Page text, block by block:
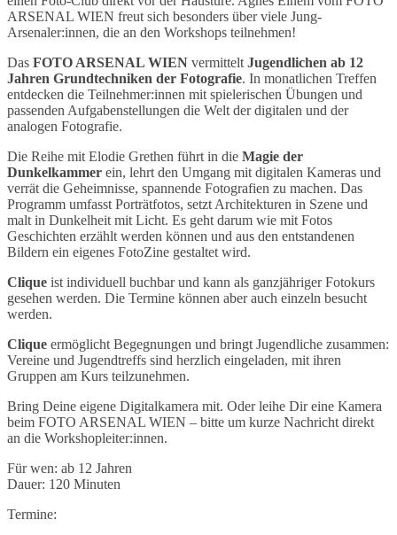
ARSENAL WIEN freut sich besonders über viele Jung-
Arsenaler:innen, die an den Workshops teilnehmen!
Das FOTO ARSENAL WIEN vermittelt Jugendlichen ab 12
Jahren Grundtechniken der Fotografie. In monatlichen Treffen
entdecken die Teilnehmer:innen mit spielerischen Übungen und
passenden Aufgabenstellungen die Welt der digitalen und der
analogen Fotografie.
Die Reihe mit Elodie Grethen führt in die Magie der
Dunkelkammer ein, lehrt den Umgang mit digitalen Kameras und
verrät die Geheimnisse, spannende Fotografien zu machen. Das
Programm umfasst Porträtfotos, setzt Architekturen in Szene und
malt in Dunkelheit mit Licht. Es geht darum wie mit Fotos
Geschichten erzählt werden können und aus den entstandenen
Bildern ein eigenes FotoZine gestaltet wird.
Clique ist individuell buchbar und kann als ganzjähriger Fotokurs
gesehen werden. Die Termine können aber auch einzeln besucht
werden.
Clique ermöglicht Begegnungen und bringt Jugendliche zusammen:
Vereine und Jugendtreffs sind herzlich eingeladen, mit ihren
Gruppen am Kurs teilzunehmen.
Bring Deine eigene Digitalkamera mit. Oder leihe Dir eine Kamera
beim FOTO ARSENAL WIEN – bitte um kurze Nachricht direkt
an die Workshopleiter:innen.
Für wen: ab 12 Jahren
Dauer: 120 Minuten
Termine: